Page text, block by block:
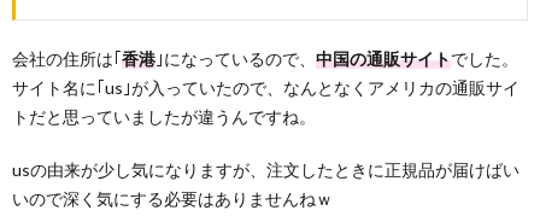
会社の住所は｢香港 ｣になっているので、 中国の通販サイトでした。
サイト名に｢us｣が入っていたので、なんとなくアメリカの通販サイ
トだと思っていましたが違うんですね。
usの由来が少し気になりますが、注文したときに正規品が届けばい
いので深く気にする必要はありませんねｗ